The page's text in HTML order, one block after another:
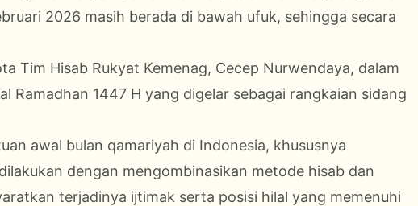
2026 masih berada di bawah ufuk, sehingga secara
Tim Hisab Rukyat Kemenag, Cecep Nurwendaya, dalam
Ramadhan 1447 H yang digelar sebagai rangkaian sidang
awal bulan qamariyah di Indonesia, khususnya
dengan mengombinasikan metode hisab dan
terjadinya ijtimak serta posisi hilal yang memenuhi